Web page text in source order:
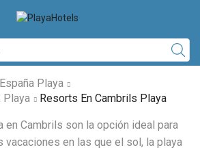
Playa
Playa
Resorts En Cambrils Playa
en Cambrils son la opción ideal para
vacaciones en las que el sol, la playa